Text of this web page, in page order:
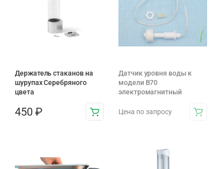
Держатель стаканов на
шурупах Серебряного
цвета
450 ₽
Датчик уровня воды к
модели B70
электромагнитный
Цена по запросу